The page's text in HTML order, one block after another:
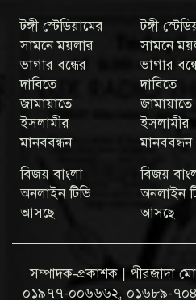
টঙ্গী স্টেডিয়ামের
সামনে ময়লার
ভাগার বন্ধের
দাবিতে
জামায়াতে
ইসলামীর
মানববন্ধন
বিজয় বাংলা
অনলাইন টিভি
আসছে
টঙ্গী
সামনে
ভাগার
দাবিতে
জামায়াতে
ইসলামীর
মানববন্ধন
বিজয়
অনলাইন
আসছে
সম্পাদক-প্রকাশক | পীরজাদা
০১৯৭৭-০০৬৬৬২, ০১৬৮৯-